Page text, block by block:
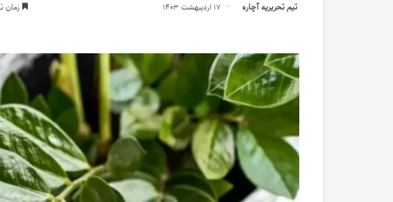
تیم تحریریه آچاره 17 اردیبهشت 1403 زمان